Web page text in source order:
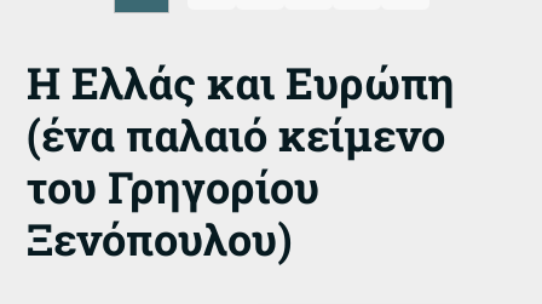
Η Ελλάς και Ευρώπη
(ένα παλαιό κείμενο
του Γρηγορίου
Ξενόπουλου)